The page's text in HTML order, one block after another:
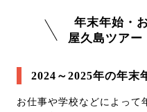
年末年始・
屋久島ツアー
2024～2025年の年末
お仕事や学校などによって